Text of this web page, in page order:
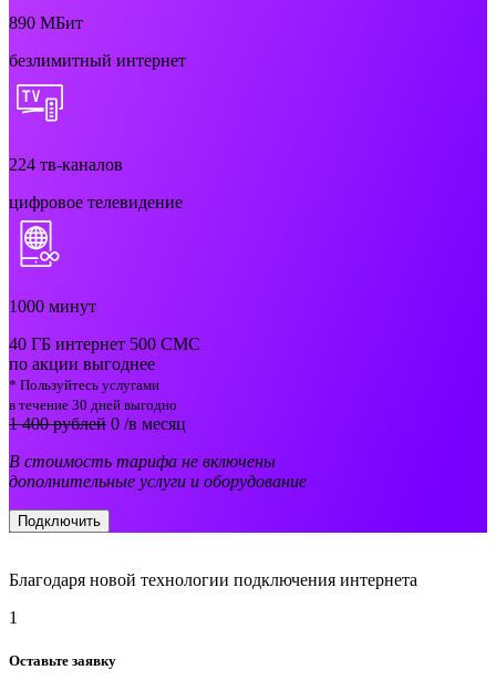
890 МБит
безлимитный интернет
224 тв-каналов
цифровое телевидение
1000 минут
40 ГБ интернет 500 СМС
по акции выгоднее
* Пользуйтесь услугами
в течение 30 дней выгодно
1 400 рублей 0 /в месяц
В стоимость тарифа не включены
дополнительные услуги и оборудование
Подключить
Благодаря новой технологии подключения интернета
1
Оставьте заявку